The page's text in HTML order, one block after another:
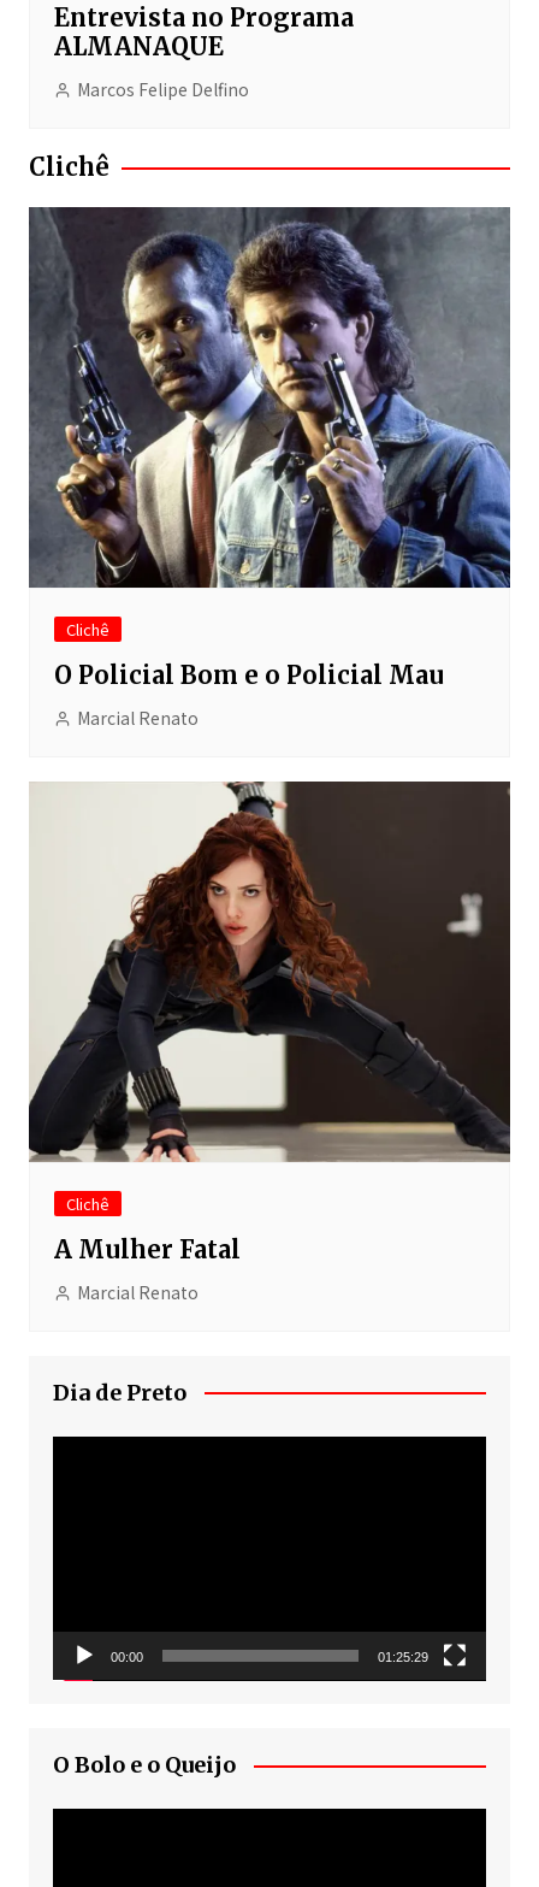
Entrevista no Programa
ALMANAQUE
Marcos Felipe Delfino
Clichê
Clichê
O Policial Bom e o Policial Mau
Marcial Renato
Clichê
A Mulher Fatal
Marcial Renato
Dia de Preto
00:00 01:25:29
O Bolo e o Queijo